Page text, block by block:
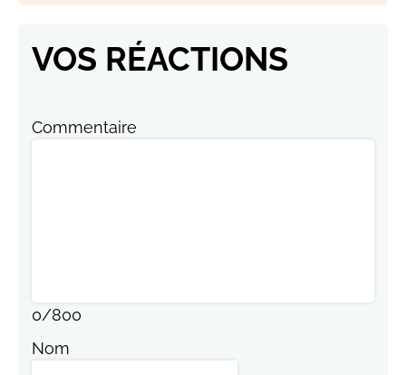
VOS RÉACTIONS
Commentaire
0/800
Nom